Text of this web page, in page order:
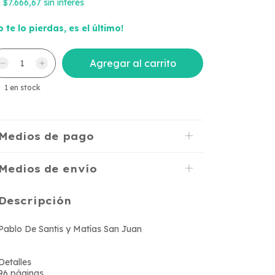
$7.666,67 sin interés
te lo pierdas, es el último!
1en stock
de pago
de envío
De Santis y Matías San Juan